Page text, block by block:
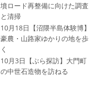
墳ロード再整備に向けた調査
と清掃
10月18日【沼隈半島体験博】
豪農・山路家ゆかりの地を歩
く
10月3日【ぶら探訪】大門町
の中世石造物を訪ねる